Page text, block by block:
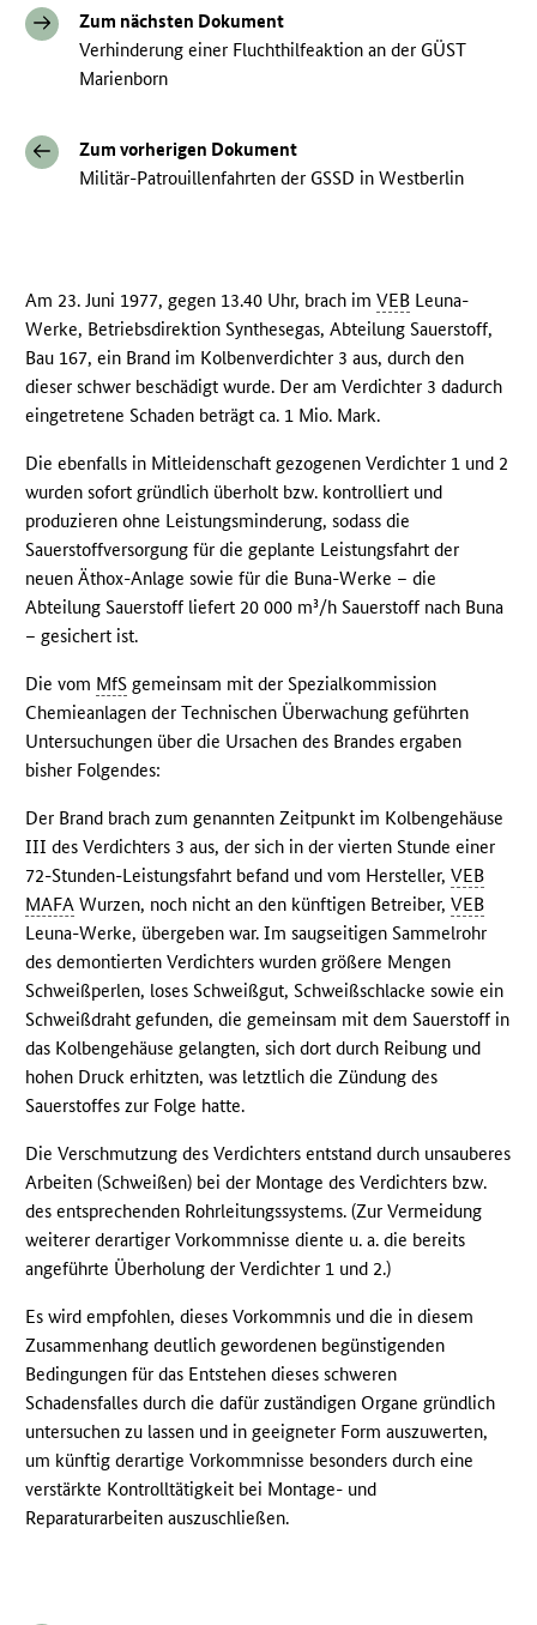
Zum nächsten Dokument
Verhinderung einer Fluchthilfeaktion an der GÜST
Marienborn
Zum vorherigen Dokument
Militär-Patrouillenfahrten der GSSD in Westberlin
Am 23. Juni 1977, gegen 13.40 Uhr, brach imVEB Leuna-
Werke, Betriebsdirektion Synthesegas, Abteilung Sauerstoff,
Bau 167, ein Brand im Kolbenverdichter 3 aus, durch den
dieser schwer beschädigt wurde. Der am Verdichter 3 dadurch
eingetretene Schaden beträgt ca. 1 Mio. Mark.
Die ebenfalls in Mitleidenschaft gezogenen Verdichter 1 und 2
wurden sofort gründlich überholt bzw. kontrolliert und
produzieren ohne Leistungsminderung, sodass die
Sauerstoffversorgung für die geplante Leistungsfahrt der
neuen Äthox-Anlage sowie für die Buna-Werke – die
Abteilung Sauerstoff liefert 20 000 m³/h Sauerstoff nach Buna
– gesichert ist.
Die vom MfS gemeinsam mit der Spezialkommission
Chemieanlagen der Technischen Überwachung geführten
Untersuchungen über die Ursachen des Brandes ergaben
bisher Folgendes:
Der Brand brach zum genannten Zeitpunkt im Kolbengehäuse
III des Verdichters 3 aus, der sich in der vierten Stunde einer
72-Stunden-Leistungsfahrt befand und vom Hersteller,VEB
MAFA Wurzen, noch nicht an den künftigen Betreiber,VEB
Leuna-Werke, übergeben war. Im saugseitigen Sammelrohr
des demontierten Verdichters wurden größere Mengen
Schweißperlen, loses Schweißgut, Schweißschlacke sowie ein
Schweißdraht gefunden, die gemeinsam mit dem Sauerstoff in
das Kolbengehäuse gelangten, sich dort durch Reibung und
hohen Druck erhitzten, was letztlich die Zündung des
Sauerstoffes zur Folge hatte.
Die Verschmutzung des Verdichters entstand durch unsauberes
Arbeiten (Schweißen) bei der Montage des Verdichters bzw.
des entsprechenden Rohrleitungssystems. (Zur Vermeidung
weiterer derartiger Vorkommnisse diente u. a. die bereits
angeführte Überholung der Verdichter 1 und 2.)
Es wird empfohlen, dieses Vorkommnis und die in diesem
Zusammenhang deutlich gewordenen begünstigenden
Bedingungen für das Entstehen dieses schweren
Schadensfalles durch die dafür zuständigen Organe gründlich
untersuchen zu lassen und in geeigneter Form auszuwerten,
um künftig derartige Vorkommnisse besonders durch eine
verstärkte Kontrolltätigkeit bei Montage- und
Reparaturarbeiten auszuschließen.